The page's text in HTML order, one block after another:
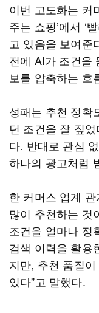
이번 고도화는 커
주는 쇼핑’에서 ‘
고 있음을 보여준
전에 AI가 조건을
보를 압축하는 흐
성패는 추천 정확
던 조건을 잘 짚
다. 반대로 관심
하나의 광고처럼
한 커머스 업계
많이 추천하는 것
조건을 얼마나 정
검색 이력을 활용
지만, 추천 품질
있다”고 말했다.